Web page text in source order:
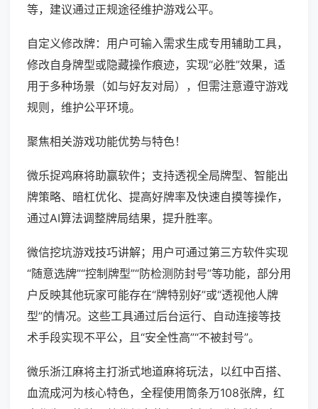
等，建议通过正规途径维护游戏公平。
自定义修改牌：用户可输入需求生成专用辅助工具，
修改自身牌型或隐藏操作痕迹，实现“必胜”效果，适
用于多种场景（如与好友对局），但需注意遵守游戏
规则，维护公平环境。
聚焦相关游戏功能优势与特色！
微乐捉鸡麻将助赢软件；支持透视全局牌型、智能出
牌策略、暗杠优化、提高好牌率及快速自摸等操作，
通过AI算法调整牌局结果，提升胜率。
微信挖坑游戏技巧讲解；用户可通过第三方软件实现
“随意选牌”“控制牌型”“防检测防封号”等功能，部分用
户反映其他玩家可能存在“牌特别好”或“透视他人牌
型”的情况。这些工具通过后台运行、自动连接等技
术手段实现不平公，且“安全性高”“不被封号”。
微乐浙江麻将主打浙式地道麻将玩法，以红中百搭、
血流成河为核心特色，全程使用筒条万108张牌，红